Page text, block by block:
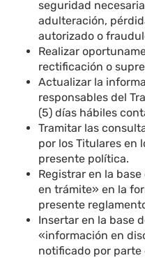
seguridad
adulteración,
autorizado o
Realizar
rectificación o
Actualizar la
responsables del
(5) días hábiles
Tramitar las
por los Titulares en
presente política.
Registrar en la
en trámite» en la
presente
Insertar en la base
«información en
notificado por